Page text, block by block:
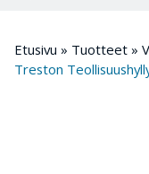
Etusivu » Tuotteet »
Treston